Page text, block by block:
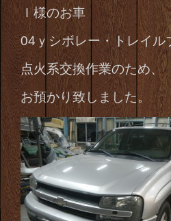
Ｉ様のお車
04ｙシボレー・トレイル
点火系交換作業のため、
お預かり致しました。